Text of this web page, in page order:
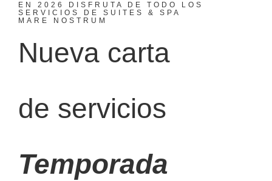
EN 2026 DISFRUTA DE TODO LOS
SERVICIOS DE SUITES & SPA
MARE NOSTRUM
Nueva carta
de servicios
Temporada